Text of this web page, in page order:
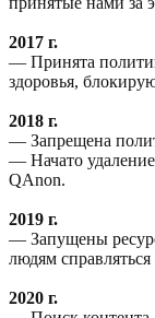
2017 г.
— Принята
здоровья,
2018 г.
— Запрещена
— Начато удаление
QAnon.
2019 г.
— Запущены
людям
2020 г.